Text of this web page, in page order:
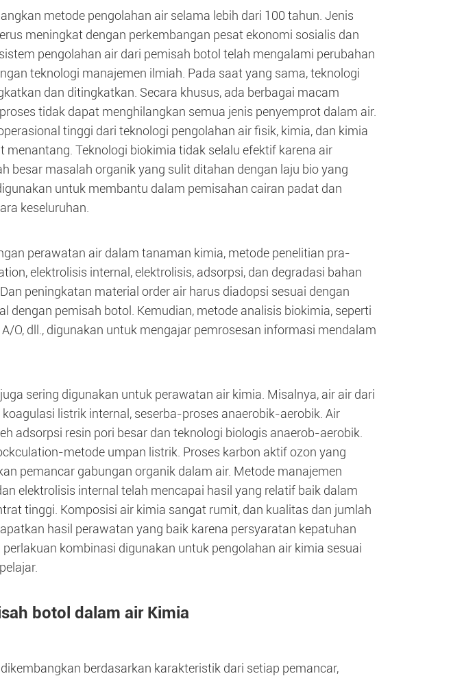
metode pengolahan air selama lebih dari 100 tahun. Jenis
meningkat dengan perkembangan pesat ekonomi sosialis dan
pengolahan air dari pemisah botol telah mengalami perubahan
teknologi manajemen ilmiah. Pada saat yang sama, teknologi
dan ditingkatkan. Secara khusus, ada berbagai macam
tidak dapat menghilangkan semua jenis penyemprot dalam air.
tinggi dari teknologi pengolahan air fisik, kimia, dan kimia
Teknologi biokimia tidak selalu efektif karena air
besar masalah organik yang sulit ditahan dengan laju bio yang
untuk membantu dalam pemisahan cairan padat dan
keseluruhan.
perawatan air dalam tanaman kimia, metode penelitian pra-
elektrolisis internal, elektrolisis, adsorpsi, dan degradasi bahan
peningkatan material order air harus diadopsi sesuai dengan
dengan pemisah botol. Kemudian, metode analisis biokimia, seperti
O, dll., digunakan untuk mengajar pemrosesan informasi mendalam
sering digunakan untuk perawatan air kimia. Misalnya, air air dari
listrik internal, seserba-proses anaerobik-aerobik. Air
adsorpsi resin pori besar dan teknologi biologis anaerob-aerobik.
metode umpan listrik. Proses karbon aktif ozon yang
pemancar gabungan organik dalam air. Metode manajemen
elektrolisis internal telah mencapai hasil yang relatif baik dalam
tinggi. Komposisi air kimia sangat rumit, dan kualitas dan jumlah
hasil perawatan yang baik karena persyaratan kepatuhan
kombinasi digunakan untuk pengolahan air kimia sesuai
botol dalam air Kimia
berdasarkan karakteristik dari setiap pemancar,